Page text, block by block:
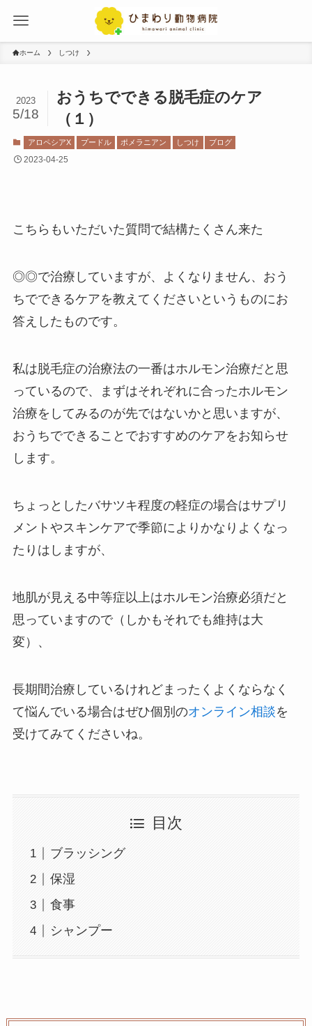
ホーム しつけ
おうちでできる脱毛症のケア
（１）
2023
5/18
アロペシアX プードル ポメラニアン しつけ ブログ
2023-04-25
こちらもいただいた質問で結構たくさん来た
◎◎で治療していますが、よくなりません、おう
ちでできるケアを教えてくださいというものにお
答えしたものです。
私は脱毛症の治療法の一番はホルモン治療だと思
っているので、まずはそれぞれに合ったホルモン
治療をしてみるのが先ではないかと思いますが、
おうちでできることでおすすめのケアをお知らせ
します。
ちょっとしたバサツキ程度の軽症の場合はサプリ
メントやスキンケアで季節によりかなりよくなっ
たりはしますが、
地肌が見える中等症以上はホルモン治療必須だと
思っていますので（しかもそれでも維持は大
変）、
長期間治療しているけれどまったくよくならなく
て悩んでいる場合はぜひ個別のオンライン相談を
受けてみてくださいね。
目次
ブラッシング
保湿
食事
シャンプー